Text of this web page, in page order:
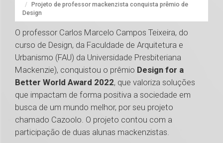
Projeto de professor mackenzista conquista prêmio de
Design
O professor Carlos Marcelo Campos Teixeira, do
curso de Design, da Faculdade de Arquitetura e
Urbanismo (FAU) da Universidade Presbiteriana
Mackenzie), conquistou o prêmio Design for a
Better World Award 2022, que valoriza soluções
que impactam de forma positiva a sociedade em
busca de um mundo melhor, por seu projeto
chamado Cazoolo. O projeto contou com a
participação de duas alunas mackenzistas.